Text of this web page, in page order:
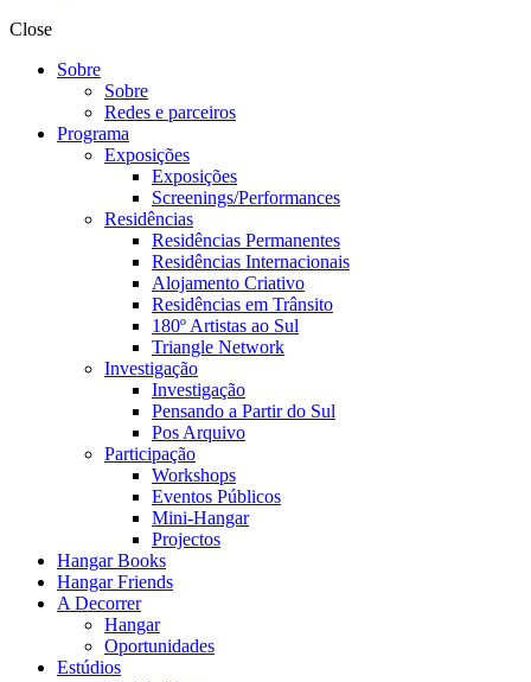
Close
Sobre
Sobre
Redes e parceiros
Programa
Exposições
Exposições
Screenings/Performances
Residências
Residências Permanentes
Residências Internacionais
Alojamento Criativo
Residências em Trânsito
180º Artistas ao Sul
Triangle Network
Investigação
Investigação
Pensando a Partir do Sul
Pos Arquivo
Participação
Workshops
Eventos Públicos
Mini-Hangar
Projectos
Hangar Books
Hangar Friends
A Decorrer
Hangar
Oportunidades
Estúdios